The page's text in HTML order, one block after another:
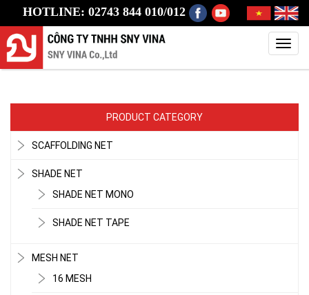
HOTLINE: 02743 844 010/012
PRODUCT CATEGORY
SCAFFOLDING NET
SHADE NET
SHADE NET MONO
SHADE NET TAPE
MESH NET
16 MESH